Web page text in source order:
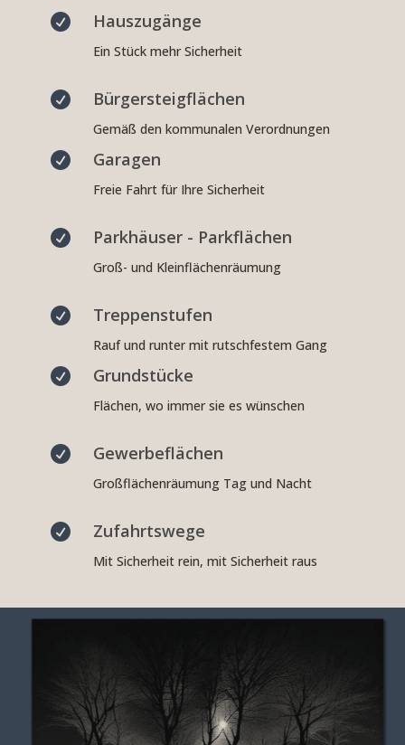
 Hauszugänge
Ein Stück mehr Sicherheit
 Bürgersteigflächen
Gemäß den kommunalen Verordnungen
 Garagen
Freie Fahrt für Ihre Sicherheit
 Parkhäuser - Parkflächen
Groß- und Kleinflächenräumung
 Treppenstufen
Rauf und runter mit rutschfestem Gang
 Grundstücke
Flächen, wo immer sie es wünschen
 Gewerbeflächen
Großflächenräumung Tag und Nacht
 Zufahrtswege
Mit Sicherheit rein, mit Sicherheit raus